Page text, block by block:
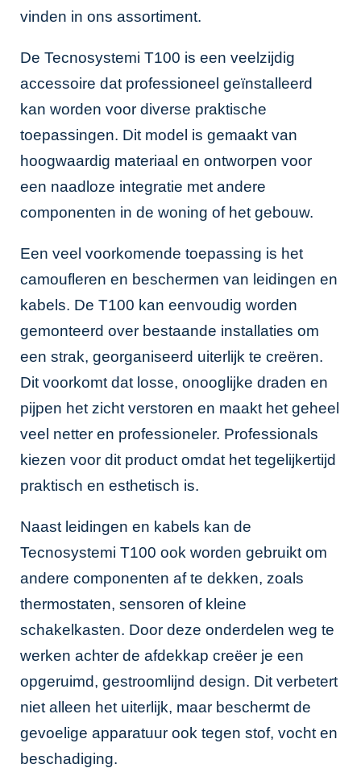
vinden in ons assortiment.
De Tecnosystemi T100 is een veelzijdig
accessoire dat professioneel geïnstalleerd
kan worden voor diverse praktische
toepassingen. Dit model is gemaakt van
hoogwaardig materiaal en ontworpen voor
een naadloze integratie met andere
componenten in de woning of het gebouw.
Een veel voorkomende toepassing is het
camoufleren en beschermen van leidingen en
kabels. De T100 kan eenvoudig worden
gemonteerd over bestaande installaties om
een strak, georganiseerd uiterlijk te creëren.
Dit voorkomt dat losse, onooglijke draden en
pijpen het zicht verstoren en maakt het geheel
veel netter en professioneler. Professionals
kiezen voor dit product omdat het tegelijkertijd
praktisch en esthetisch is.
Naast leidingen en kabels kan de
Tecnosystemi T100 ook worden gebruikt om
andere componenten af te dekken, zoals
thermostaten, sensoren of kleine
schakelkasten. Door deze onderdelen weg te
werken achter de afdekkap creëer je een
opgeruimd, gestroomlijnd design. Dit verbetert
niet alleen het uiterlijk, maar beschermt de
gevoelige apparatuur ook tegen stof, vocht en
beschadiging.